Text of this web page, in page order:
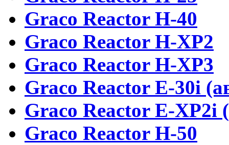
Graco Reactor H-40
Graсo Reactor H-XP2
Graco Reactor H-XP3
Graco Reactor E-30i
Graco Reactor E-XP2i
Graco Reactor H-50